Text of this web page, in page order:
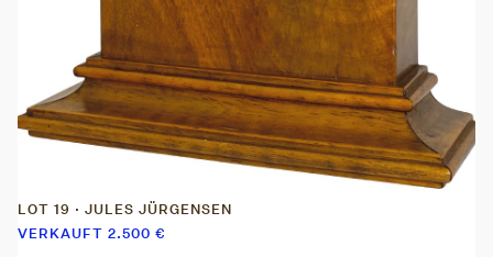
LOT 19 · JULES JÜRGENSEN
VERKAUFT 2.500 €